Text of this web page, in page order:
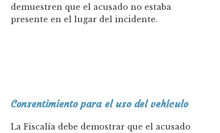
demuestren que el acusado no estaba
presente en el lugar del incidente.
Consentimiento para el uso del vehículo
La Fiscalía debe demostrar que el acusado